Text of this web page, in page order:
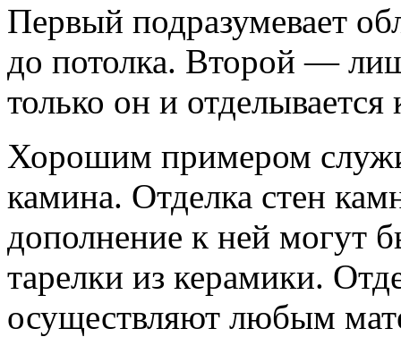
Первый подразумевает
до потолка. Второй —
только он и
Хорошим примером
камина. Отделка стен
дополнение к ней могут
тарелки из керамики.
осуществляют любым